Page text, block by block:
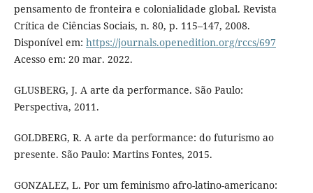
pensamento de fronteira e colonialidade global. Revista
Crítica de Ciências Sociais, n. 80, p. 115–147, 2008.
Disponível em: https://journals.openedition.org/rccs/697
Acesso em: 20 mar. 2022.
GLUSBERG, J. A arte da performance. São Paulo:
Perspectiva, 2011.
GOLDBERG, R. A arte da performance: do futurismo ao
presente. São Paulo: Martins Fontes, 2015.
GONZALEZ, L. Por um feminismo afro-latino-americano: